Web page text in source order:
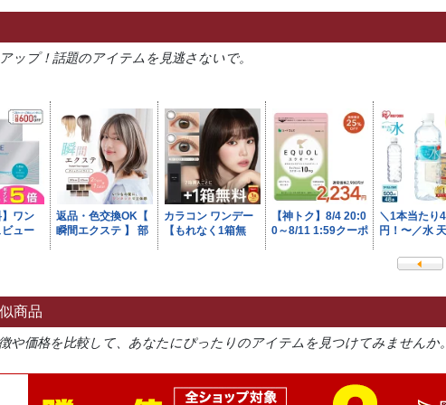
ップ！話題のアイテムを見逃さないで。
商品
や価格を比較して、あなたにぴったりのアイテムを見つけてみませんか。